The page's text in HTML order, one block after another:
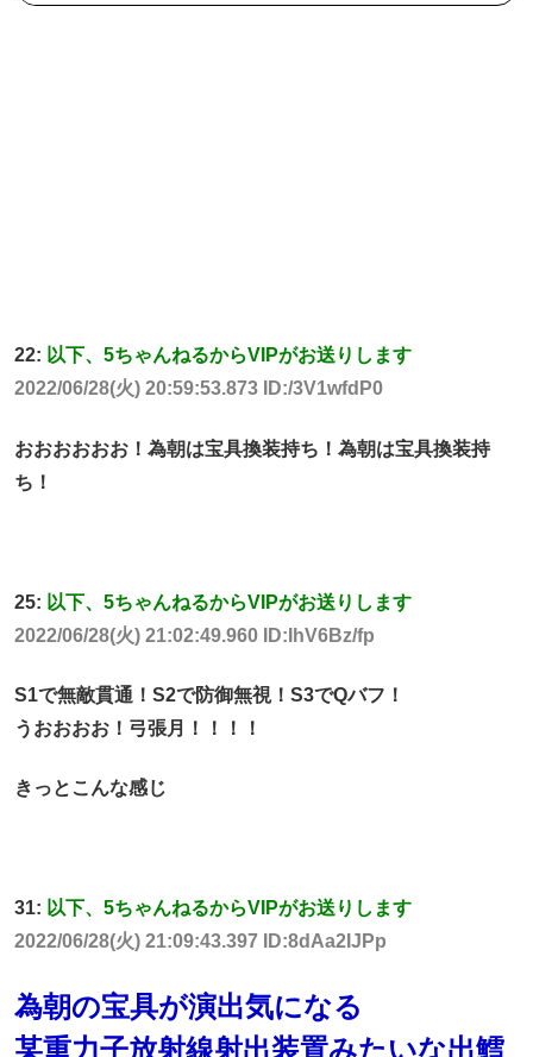
22: 以下、5ちゃんねるからVIPがお送りします
2022/06/28(火) 20:59:53.873 ID:/3V1wfdP0
おおおおおお！為朝は宝具換装持ち！為朝は宝具換装持
ち！
25: 以下、5ちゃんねるからVIPがお送りします
2022/06/28(火) 21:02:49.960 ID:IhV6Bz/fp
S1で無敵貫通！S2で防御無視！S3でQバフ！
うおおおお！弓張月！！！！
きっとこんな感じ
31: 以下、5ちゃんねるからVIPがお送りします
2022/06/28(火) 21:09:43.397 ID:8dAa2IJPp
為朝の宝具が演出気になる
某重力子放射線射出装置みたいな出鱈